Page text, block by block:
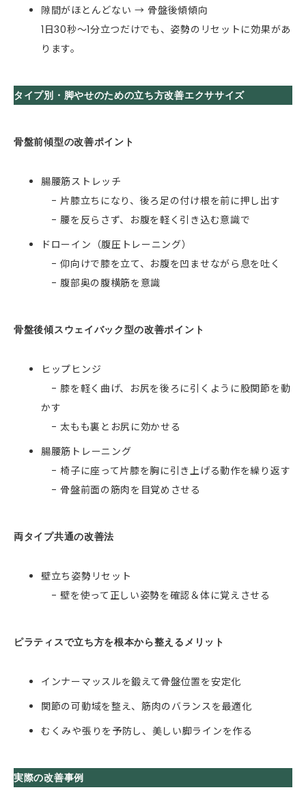
隙間がほとんどない → 骨盤後傾傾向
1日30秒〜1分立つだけでも、姿勢のリセットに効果があ
ります。
タイプ別・脚やせのための立ち方改善エクササイズ
骨盤前傾型の改善ポイント
腸腰筋ストレッチ
- 片膝立ちになり、後ろ足の付け根を前に押し出す
- 腰を反らさず、お腹を軽く引き込む意識で
ドローイン（腹圧トレーニング）
- 仰向けで膝を立て、お腹を凹ませながら息を吐く
- 腹部奥の腹横筋を意識
骨盤後傾スウェイバック型の改善ポイント
ヒップヒンジ
- 膝を軽く曲げ、お尻を後ろに引くように股関節を動
かす
- 太もも裏とお尻に効かせる
腸腰筋トレーニング
- 椅子に座って片膝を胸に引き上げる動作を繰り返す
- 骨盤前面の筋肉を目覚めさせる
両タイプ共通の改善法
壁立ち姿勢リセット
- 壁を使って正しい姿勢を確認＆体に覚えさせる
ピラティスで立ち方を根本から整えるメリット
インナーマッスルを鍛えて骨盤位置を安定化
関節の可動域を整え、筋肉のバランスを最適化
むくみや張りを予防し、美しい脚ラインを作る
実際の改善事例